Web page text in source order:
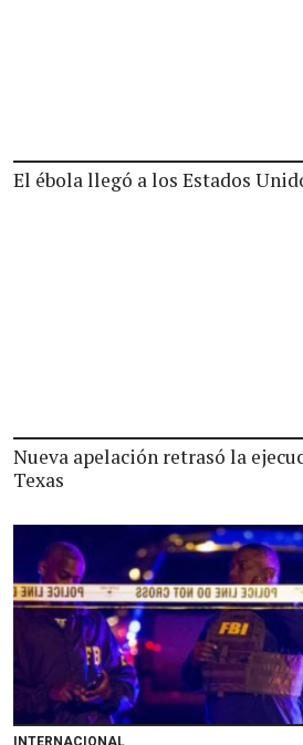
El ébola llegó a los Estados
Nueva apelación retrasó la
Texas
INTERNACIONAL